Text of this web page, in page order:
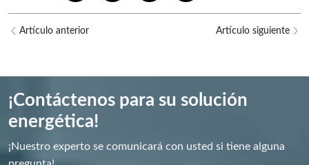
Artículo anterior Artículo siguiente
¡Contáctenos para su solución
energética!
¡Nuestro experto se comunicará con usted si tiene alguna